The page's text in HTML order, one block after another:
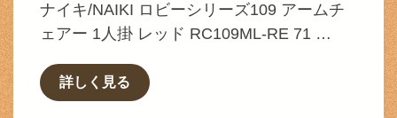
ナイキ/NAIKI ロビーシリーズ109 アームチ
ェアー 1人掛 レッド RC109ML-RE 71 …
詳しく見る